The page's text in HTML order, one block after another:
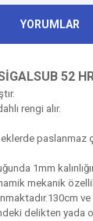
YORUMLAR
52
rengi alır.
paslanmaz
1mm
mekanik
ve
delikten